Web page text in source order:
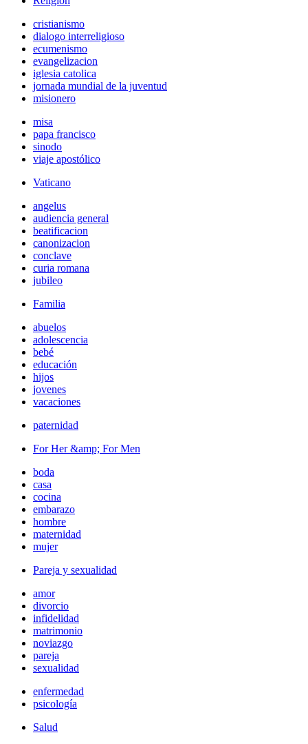
cristianismo
dialogo interreligioso
ecumenismo
evangelizacion
iglesia catolica
jornada mundial de la juventud
misionero
misa
papa francisco
sinodo
viaje apostólico
Vaticano
angelus
audiencia general
beatificacion
canonizacion
conclave
curia romana
jubileo
Familia
abuelos
adolescencia
bebé
educación
hijos
jovenes
vacaciones
paternidad
For Her &amp; For Men
boda
casa
cocina
embarazo
hombre
maternidad
mujer
Pareja y sexualidad
amor
divorcio
infidelidad
matrimonio
noviazgo
pareja
sexualidad
enfermedad
psicología
Salud